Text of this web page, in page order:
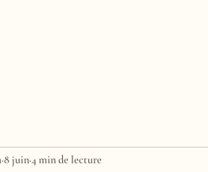
8 juin4 min de lecture